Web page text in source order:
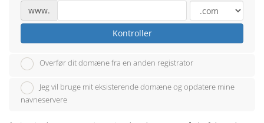
www.
Kontroller
Overfør dit domæne fra en anden registrator
Jeg vil bruge mit eksisterende domæne og opdatere mine
navneservere